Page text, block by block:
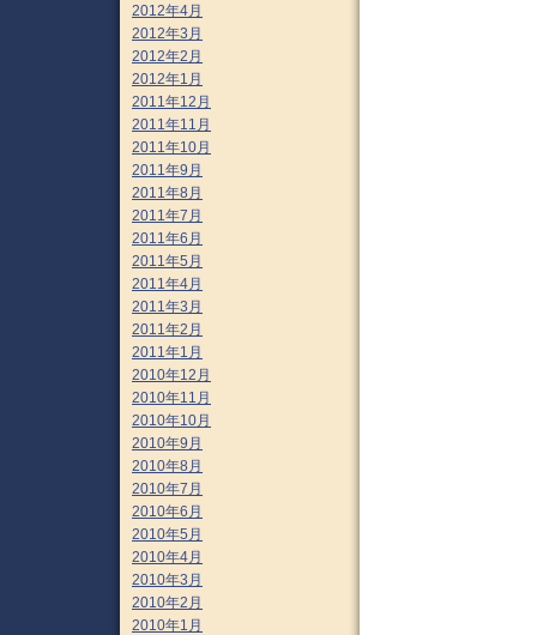
2012年4月
2012年3月
2012年2月
2012年1月
2011年12月
2011年11月
2011年10月
2011年9月
2011年8月
2011年7月
2011年6月
2011年5月
2011年4月
2011年3月
2011年2月
2011年1月
2010年12月
2010年11月
2010年10月
2010年9月
2010年8月
2010年7月
2010年6月
2010年5月
2010年4月
2010年3月
2010年2月
2010年1月